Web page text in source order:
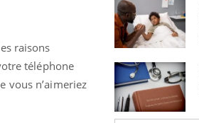
raisons
téléphone
vous n’aimeriez